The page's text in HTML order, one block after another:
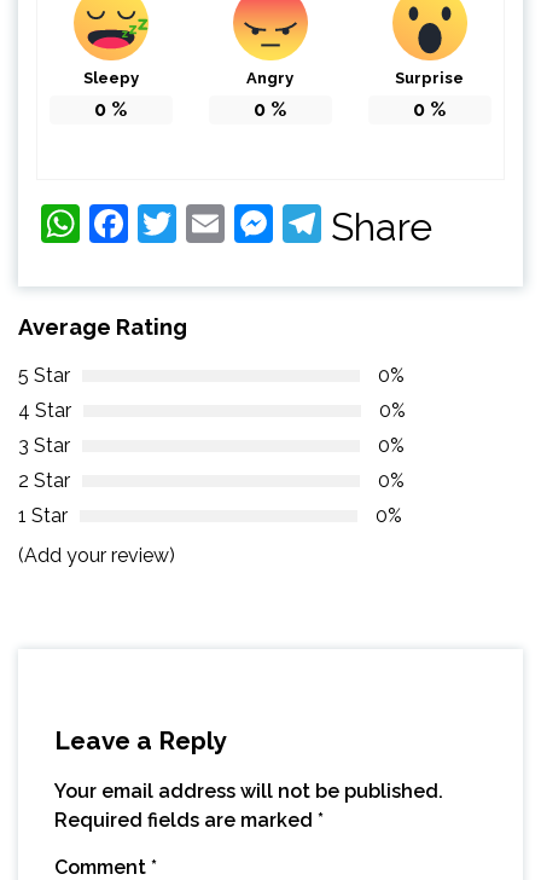
Sleepy
0 %
Angry
0 %
Surprise
0 %
WhatsApp
Facebook
Twitter
EmailMessenger
Telegram
Share
Average Rating
5 Star
0%
4 Star
0%
3 Star
0%
2 Star
0%
1 Star
0%
(Add your review)
Leave a Reply
Your email address will not be published.
Required fields are marked *
Comment *